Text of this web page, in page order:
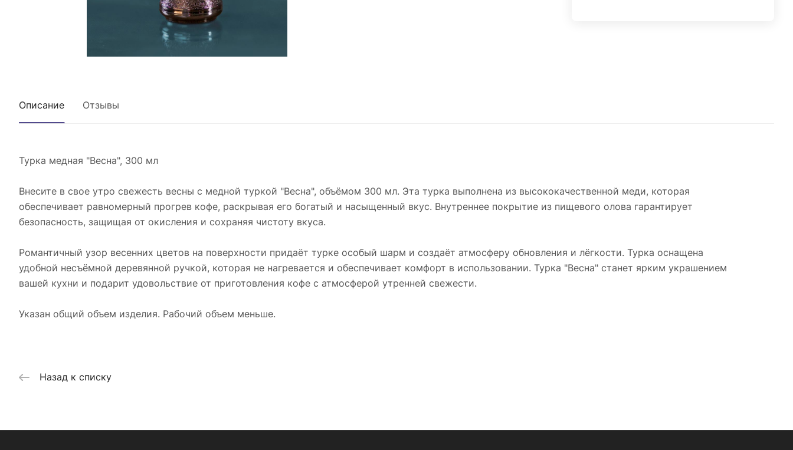
Описание Отзывы
Турка медная "Весна", 300 мл
Внесите в свое утро свежесть весны с медной туркой "Весна", объёмом 300 мл. Эта турка выполнена из высококачественной меди, которая
обеспечивает равномерный прогрев кофе, раскрывая его богатый и насыщенный вкус. Внутреннее покрытие из пищевого олова гарантирует
безопасность, защищая от окисления и сохраняя чистоту вкуса.
Романтичный узор весенних цветов на поверхности придаёт турке особый шарм и создаёт атмосферу обновления и лёгкости. Турка оснащена
удобной несъёмной деревянной ручкой, которая не нагревается и обеспечивает комфорт в использовании. Турка "Весна" станет ярким украшением
вашей кухни и подарит удовольствие от приготовления кофе с атмосферой утренней свежести.
Указан общий объем изделия. Рабочий объем меньше.
Назад к списку